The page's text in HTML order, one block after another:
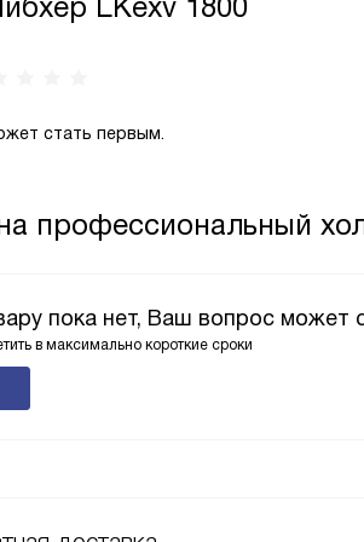
LKexv 1800
стать первым.
профессиональный
пока нет, Ваш вопрос может
в максимально короткие сроки